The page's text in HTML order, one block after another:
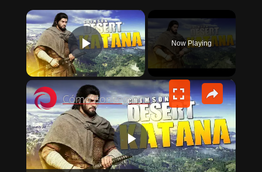
×
PLAY VIDEO
Now Playing
×
P
Cómo conseguir una KATANA en Crimson Desert | Espada Hwando